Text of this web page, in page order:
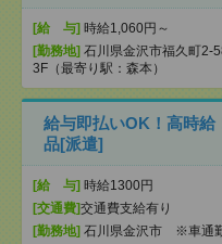
[給 与] 時給1,060円～
[勤務地] 石川県金沢市福久町2-
3F（最寄り駅：森本）
給与即払いOK！高時給
品[派遣]
[給 与] 時給1300円
[交通費]交通費支給有り
[勤務地] 石川県金沢市 ※車通